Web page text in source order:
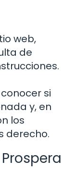
web,
de
si
y, en
los
derecho.